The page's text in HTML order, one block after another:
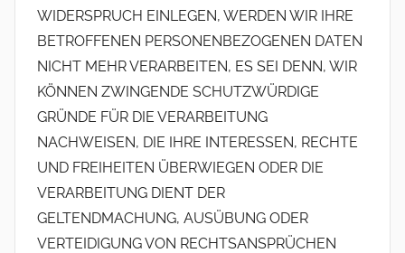
WIDERSPRUCH EINLEGEN, WERDEN WIR IHRE
BETROFFENEN PERSONENBEZOGENEN DATEN
NICHT MEHR VERARBEITEN, ES SEI DENN, WIR
KÖNNEN ZWINGENDE SCHUTZWÜRDIGE
GRÜNDE FÜR DIE VERARBEITUNG
NACHWEISEN, DIE IHRE INTERESSEN, RECHTE
UND FREIHEITEN ÜBERWIEGEN ODER DIE
VERARBEITUNG DIENT DER
GELTENDMACHUNG, AUSÜBUNG ODER
VERTEIDIGUNG VON RECHTSANSPRÜCHEN